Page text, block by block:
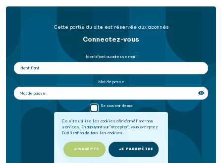
Ce site utilise les cookies afin d'améliorer nos
services. En appuyant sur "accepter", vous acceptez
l'utilisation de tous les cookies.
J'ACCEPTE JE PARAMÈTRE
Cette partie du site est réservée aux abonnés
Connectez-vous
Identifiant ou adresse mail
Mot de passe
Se souvenir de moi
SE CONNECTER
Mot de passe oublié